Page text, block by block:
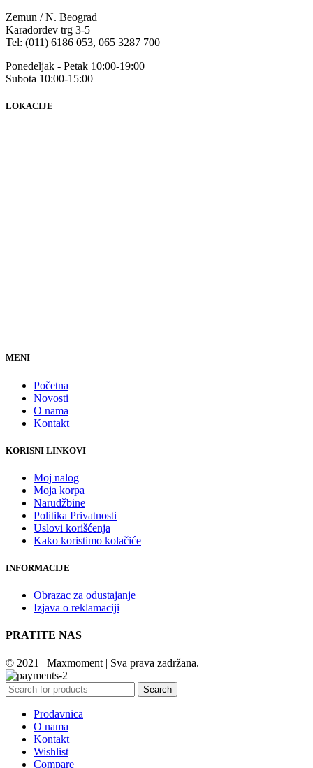
Zemun / N. Beograd
Karađorđev trg 3-5
Tel: (011) 6186 053, 065 3287 700
Ponedeljak - Petak 10:00-19:00
Subota 10:00-15:00
LOKACIJE
MENI
Početna
Novosti
O nama
Kontakt
KORISNI LINKOVI
Moj nalog
Moja korpa
Narudžbine
Politika Privatnosti
Uslovi korišćenja
Kako koristimo kolačiće
INFORMACIJE
Obrazac za odustajanje
Izjava o reklamaciji
PRATITE NAS
© 2021 | Maxmoment | Sva prava zadržana.
Search
Prodavnica
O nama
Kontakt
Wishlist
Compare